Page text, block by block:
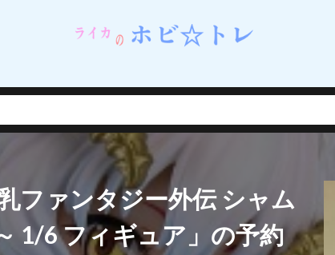
蝸之殼スタジオ（スネイルシェルスタジオ）
角楯カリン 設定資料集
超絶最かわてんしちゃん 踊り子
軌跡シリーズ
攻撃のお母さんは好きですか？
ミナスウィッチーズ
逸仙(イーシェン)
重兵装型女子高生 金糸雀 金色の闇 鈴原美紗
鎮海 長瀞さん 閃乱カグラ
閃乱カグラ NewWave G
～東京妖魔編～
閃刀姫 開栓注意 間桐桜
関羽雲
ファンタジー外伝 シャム
1/6 フィギュア」の予約